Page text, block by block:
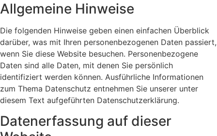
Allgemeine Hinweise
Die folgenden Hinweise geben einen einfachen Überblick
darüber, was mit Ihren personenbezogenen Daten passiert,
wenn Sie diese Website besuchen. Personenbezogene
Daten sind alle Daten, mit denen Sie persönlich
identifiziert werden können. Ausführliche Informationen
zum Thema Datenschutz entnehmen Sie unserer unter
diesem Text aufgeführten Datenschutzerklärung.
Datenerfassung auf dieser